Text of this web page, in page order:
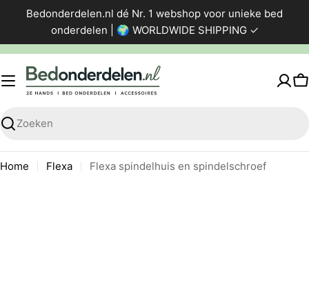
de
inhoud
Bedonderdelen.nl dé Nr. 1 webshop voor unieke bed
onderdelen | 🌍 WORLDWIDE SHIPPING ✓
Zoeken
Home Flexa
Flexa spindelhuis en spindelschroef